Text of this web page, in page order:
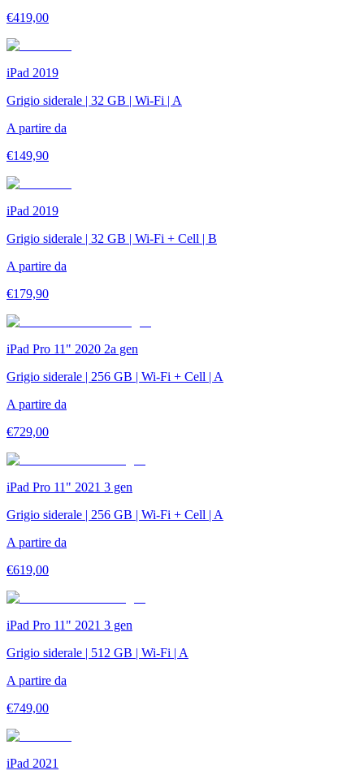
€419,00
iPad 2019
Grigio siderale | 32 GB | Wi-Fi | A
A partire da
€149,90
iPad 2019
Grigio siderale | 32 GB | Wi-Fi + Cell | B
A partire da
€179,90
iPad Pro 11" 2020 2a gen
Grigio siderale | 256 GB | Wi-Fi + Cell | A
A partire da
€729,00
iPad Pro 11" 2021 3 gen
Grigio siderale | 256 GB | Wi-Fi + Cell | A
A partire da
€619,00
iPad Pro 11" 2021 3 gen
Grigio siderale | 512 GB | Wi-Fi | A
A partire da
€749,00
iPad 2021